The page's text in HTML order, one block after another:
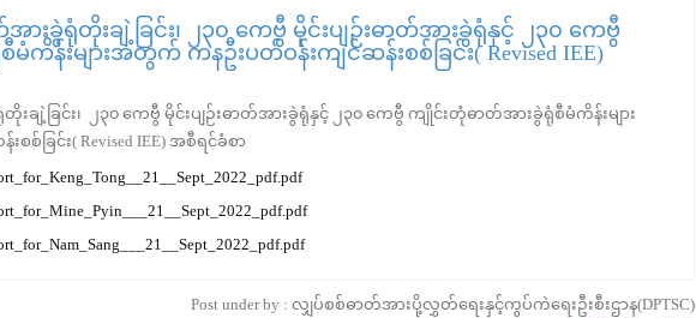
ားခွဲရုံတိုးချဲ့ခြင်း၊ ၂၃၀ ကေဗွီ မိုင်းပျဉ်းဓာတ်အားခွဲရုံနှင့် ၂၃၀ ကေဗွီ
ကိန်းများအတွက် ကနဦးပတ်ဝန်းကျင်ဆန်းစစ်ခြင်း( Revised IEE)
းချဲ့ခြင်း၊ ၂၃၀ ကေဗွီ မိုင်းပျဉ်းဓာတ်အားခွဲရုံနှင့် ၂၃၀ ကေဗွီ ကျိုင်းတုံဓာတ်အားခွဲရုံစီမံကိန်းများ
ခြင်း( Revised IEE) အစီရင်ခံစာ
Post under by : လျှပ်စစ်ဓာတ်အားပို့လွှတ်ရေးနှင့်ကွပ်ကဲရေးဦးစီးဌာန(DPTSC)